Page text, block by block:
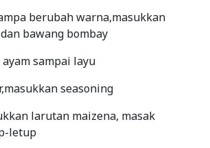
berubah warna,masukkan
bawang bombay
sampai layu
seasoning
larutan maizena, masak
letup